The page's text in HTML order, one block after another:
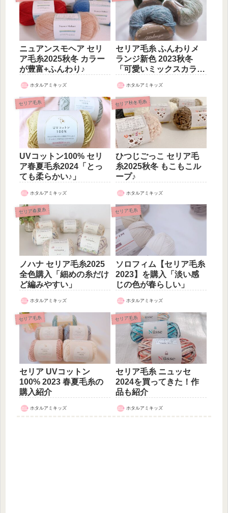
ニュアンスモヘア セリ
ア毛糸2025秋冬 カラー
が豊富+ふんわり♪
ホタルアミキッズ
セリア毛糸 ふんわりメ
ランジ新色 2023秋冬
「可愛いミックスカラー
ホタルアミキッズ
セリア毛糸
UVコットン100% セリ
ア春夏毛糸2024「とっ
ても柔らかい♪」
ホタルアミキッズ
セリア秋冬毛糸
ひつじごっこ セリア毛
糸2025秋冬 もこもこル
ープ♪
ホタルアミキッズ
セリア春夏糸
ノハナ セリア毛糸2025
全色購入「細めの糸だけ
ど編みやすい」
ホタルアミキッズ
セリア毛糸
ソロフィム【セリア毛糸
2023】を購入「淡い感
じの色が春らしい」
ホタルアミキッズ
セリア毛糸
セリア UVコットン
100% 2023 春夏毛糸の
購入紹介
ホタルアミキッズ
セリア毛糸
セリア毛糸 ニュッセ
2024を買ってきた！作
品も紹介
ホタルアミキッズ